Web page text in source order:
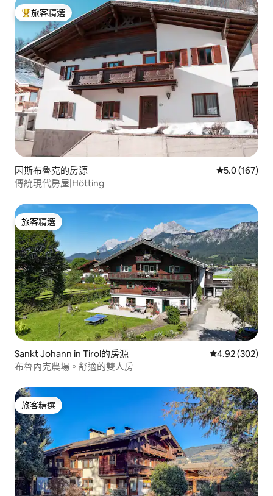
旅客精選榜首
旅客精選
因斯布魯克的房源 從 167 則評
5.0 (167)
傳統現代房屋|Hötting
旅客精選
旅客精選
Sankt Johann in Tirol的房源 從 302 則評價
4.92 (302)
布魯內克農場。舒適的雙人房
旅客精選
旅客精選